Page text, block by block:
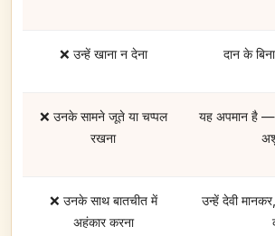
❌ उन्हें खाना न देना दान के
❌ उनके सामने जूते या चप्पल
रखना
यह अपमान है —
❌ उनके साथ बातचीत में
अहंकार करना
उन्हें देवी